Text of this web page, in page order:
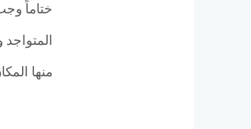
ختاماً
منها